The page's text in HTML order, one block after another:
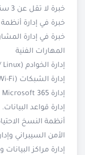
خبرة لا تقل عن 3 سنوات في منصب إشرافي أو قيادي.
خبرة في إدارة أنظمة ERP والبنية التحتية والشبكات.
خبرة في إدارة
المهارات الفنية
إدارة الخوادم (Windows Server / Linux).
إدارة الشبكات (LAN / WAN / VPN / Wi-Fi).
إدارة Microsoft 365 وActive Directory.
إدارة قواعد البيانات.
أنظمة النسخ
الأمن السيبراني
إدارة مراكز البيانات